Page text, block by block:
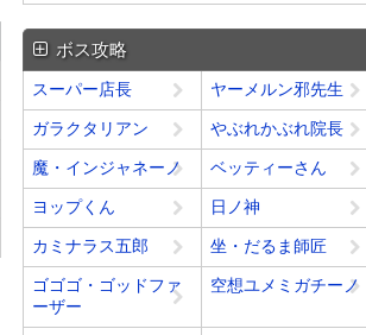
ボス攻略
スーパー店長 ヤーメルン邪先生
ガラクタリアン やぶれかぶれ院長
魔・インジャネーノ ベッティーさん
ヨップくん 日ノ神
カミナラス五郎 坐・だるま師匠
ゴゴゴ・ゴッドファ
ーザー
空想ユメミガチーノ